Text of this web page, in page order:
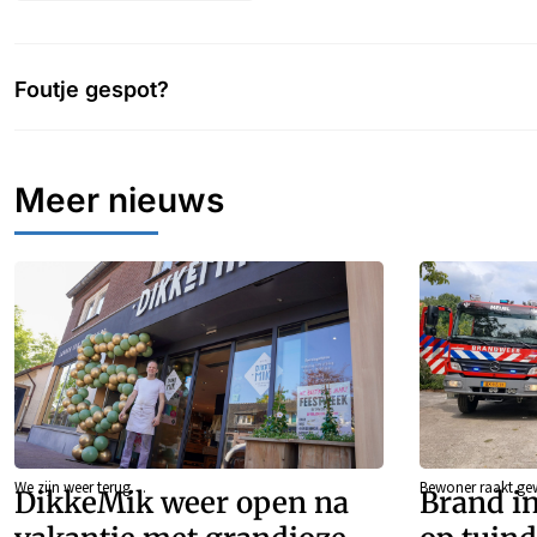
Foutje gespot?
Meer nieuws
We zijn weer terug…
DikkeMik weer open na
Bewoner raakt
Brand